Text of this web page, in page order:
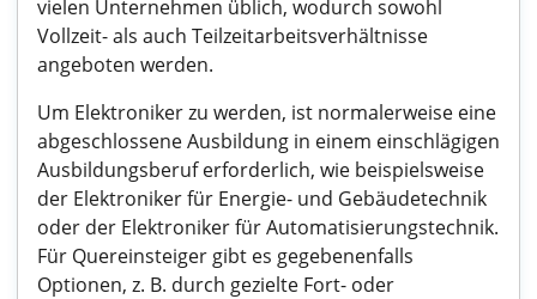
vielen Unternehmen üblich, wodurch sowohl
Vollzeit- als auch Teilzeitarbeitsverhältnisse
angeboten werden.
Um Elektroniker zu werden, ist normalerweise eine
abgeschlossene Ausbildung in einem einschlägigen
Ausbildungsberuf erforderlich, wie beispielsweise
der Elektroniker für Energie- und Gebäudetechnik
oder der Elektroniker für Automatisierungstechnik.
Für Quereinsteiger gibt es gegebenenfalls
Optionen, z. B. durch gezielte Fort- oder